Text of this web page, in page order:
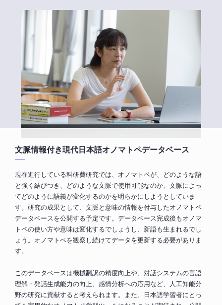
文脈情報付き現代日本語オノマトペデータベース
現在進行している科研費研究では、オノマトペが、どのような語
と強く結びつき、どのような文脈で使用可能なのか、文脈によっ
てどのように語義が変化するのかを明らかにしようとしていま
す。研究の成果として、文脈と意味の情報を付与したオノマトペ
データベースを公開する予定です。データベース完成後もオノマ
トペの使い方や意味は変化するでしょうし、新語も生まれるでし
ょう。オノマトペを観察し続けてデータを更新する必要がありま
す。
このデータベースは機械翻訳の精度向上や、対話システムの言語
理解・発話生成能力の向上、感情分析への応用など、人工知能分
野の研究に貢献すると考えられます。また、日本語学習者にとっ